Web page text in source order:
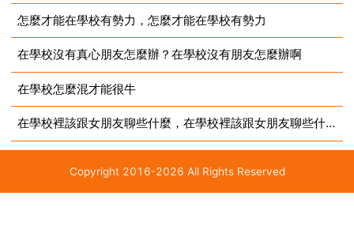
對不同人說不...
怎麼才能在學校有勢力，怎麼才能在學校有勢力
在學校沒有真心朋友怎麼辦？在學校沒有朋友怎麼辦啊
在學校怎麼混才能很牛
在學校裡該跟女朋友聊些什麼，在學校裡該跟女朋友聊些什麼？
Copyright 2016-2026 All Rights Reserved